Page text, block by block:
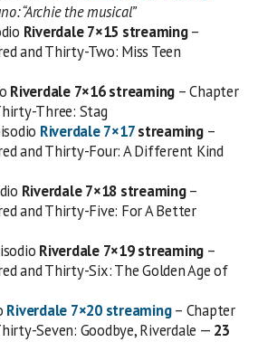
“Archie the musical”
Riverdale 7×15 streaming–
and Thirty-Two: Miss Teen
Riverdale 7×16streaming – Chapter
Three: Stag
Riverdale 7×17 streaming–
and Thirty-Four: A Different Kind
Riverdale 7×18 streaming–
and Thirty-Five: For A Better
Riverdale 7×19streaming –
and Thirty-Six: The Golden Age of
Riverdale 7×20 streaming– Chapter
Seven: Goodbye, Riverdale — 23